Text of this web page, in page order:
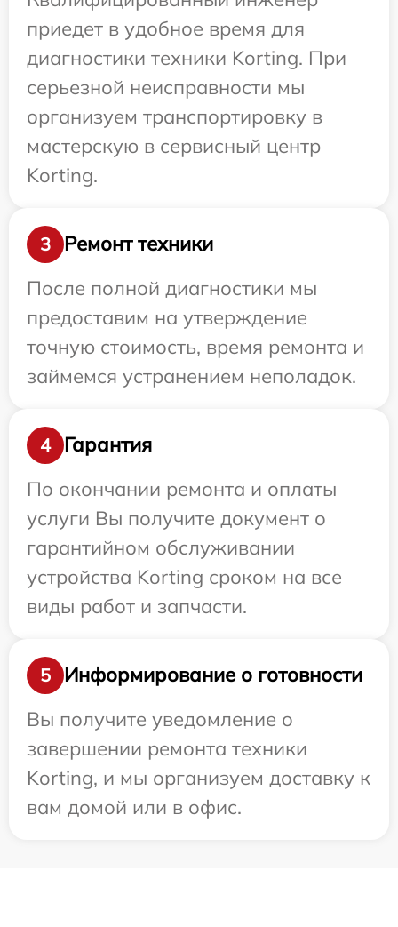
приедет в удобное время для
диагностики техники Korting. При
серьезной неисправности мы
организуем транспортировку в
мастерскую в сервисный центр
Korting.
3
Ремонт техники
После полной диагностики мы
предоставим на утверждение
точную стоимость, время ремонта и
займемся устранением неполадок.
4
Гарантия
По окончании ремонта и оплаты
услуги Вы получите документ о
гарантийном обслуживании
устройства Korting сроком на все
виды работ и запчасти.
5
Информирование о готовности
Вы получите уведомление о
завершении ремонта техники
Korting, и мы организуем доставку к
вам домой или в офис.